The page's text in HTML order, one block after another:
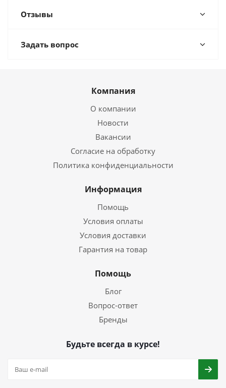
Отзывы
Задать вопрос
Компания
О компании
Новости
Вакансии
Согласие на обработку
Политика конфиденциальности
Информация
Помощь
Условия оплаты
Условия доставки
Гарантия на товар
Помощь
Блог
Вопрос-ответ
Бренды
Будьте всегда в курсе!